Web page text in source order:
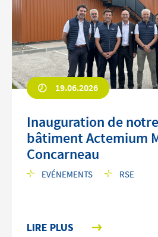
19.06.2026
EVÉNEMENTS RSE
Inauguration de
bâtiment Actemium
Concarneau
LIRE PLUS